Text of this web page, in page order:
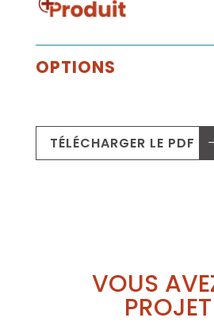
OPTIONS
TÉLÉCHARGER LE PDF .
VOUS